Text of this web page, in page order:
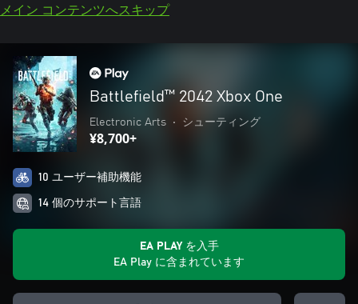
メイン コンテンツへスキップ
Battlefield™ 2042 Xbox One
Electronic Arts • シューティング
¥8,700+
10 ユーザー補助機能
14 個のサポート言語
EA PLAY を入手
EA Play に含まれています